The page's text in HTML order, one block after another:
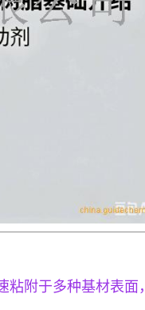
附于多种基材表